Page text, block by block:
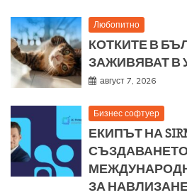
Любопитно
КОТКИТЕ В
ЗАЖИВЯВАТ В
август 7, 2026
Бизнес софтуер
ЕКИПЪТ НА
ЗА